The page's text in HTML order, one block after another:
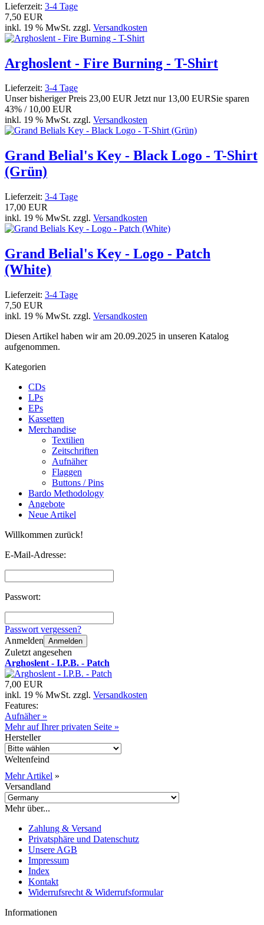
Lieferzeit: 3-4 Tage
7,50 EUR
inkl. 19 % MwSt. zzgl. Versandkosten
Arghoslent - Fire Burning - T-Shirt
Lieferzeit: 3-4 Tage
Unser bisheriger Preis 23,00 EUR Jetzt nur 13,00 EURSie sparen
43% / 10,00 EUR
inkl. 19 % MwSt. zzgl. Versandkosten
Grand Belial's Key - Black Logo - T-Shirt
(Grün)
Lieferzeit: 3-4 Tage
17,00 EUR
inkl. 19 % MwSt. zzgl. Versandkosten
Grand Belial's Key - Logo - Patch
(White)
Lieferzeit: 3-4 Tage
7,50 EUR
inkl. 19 % MwSt. zzgl. Versandkosten
Diesen Artikel haben wir am 20.09.2025 in unseren Katalog
aufgenommen.
Kategorien
CDs
LPs
EPs
Kassetten
Merchandise
Textilien
Zeitschriften
Aufnäher
Flaggen
Buttons / Pins
Bardo Methodology
Angebote
Neue Artikel
Willkommen zurück!
E-Mail-Adresse:
Passwort:
Passwort vergessen?
Anmelden Anmelden
Zuletzt angesehen
Arghoslent - I.P.B. - Patch
7,00 EUR
inkl. 19 % MwSt. zzgl. Versandkosten
Features:
Aufnäher »
Mehr auf Ihrer privaten Seite »
Hersteller
Weltenfeind
Mehr Artikel »
Versandland
Mehr über...
Zahlung & Versand
Privatsphäre und Datenschutz
Unsere AGB
Impressum
Index
Kontakt
Widerrufsrecht & Widerrufsformular
Informationen